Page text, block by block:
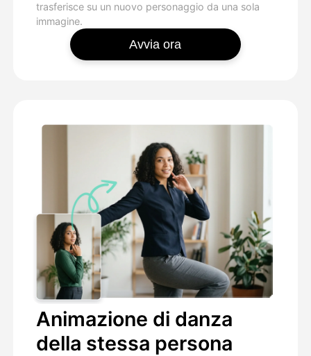
trasferisce su un nuovo personaggio da una sola
immagine.
Avvia ora
Animazione di danza
della stessa persona